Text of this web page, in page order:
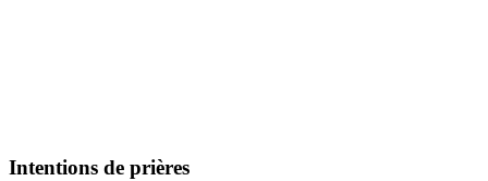
Intentions de prières